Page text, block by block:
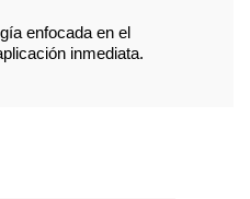
enfocada en el
inmediata.